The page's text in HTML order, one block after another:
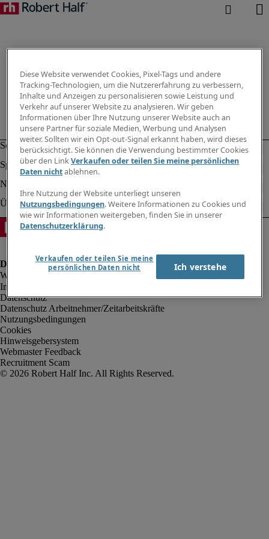
Impressum
Datenschutz
Datenschutz Arbeitnehmer/Zeitarbeitskräfte
Nutzungsbedingungen
Cookies
Hinweisgebersystem
Webmaster Feedback
Recruitment Scam
Diese Website verwendet Cookies, Pixel-Tags und andere
Tracking-Technologien, um die Nutzererfahrung zu verbessern,
Inhalte und Anzeigen zu personalisieren sowie Leistung und
Verkehr auf unserer Website zu analysieren. Wir geben
Informationen über Ihre Nutzung unserer Website auch an
unsere Partner für soziale Medien, Werbung und Analysen
weiter. Sollten wir ein Opt-out-Signal erkannt haben, wird dieses
berücksichtigt. Sie können die Verwendung bestimmter Cookies
über den LinkVerkaufen oder teilen Sie meine persönlichen
Daten nichtablehnen.
Ihre Nutzung der Website unterliegt unseren
Nutzungsbedingungen. Weitere Informationen zu Cookies und
wie wir Informationen weitergeben, finden Sie in unserer
Datenschutzerklärung.
Verkaufen oder teilen Sie meine
persönlichen Daten nicht
Ich verstehe